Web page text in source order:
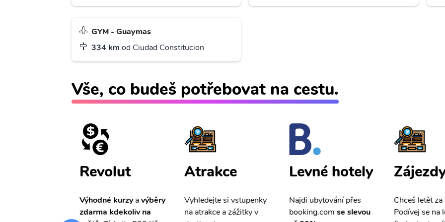
GYM - Guaymas
334 km od Ciudad Constitucion
Vše, co budeš potřebovat na cestu.
Revolut
Výhodné kurzyavýběry
zdarma kdekoliv na
Atrakce
Vyhledejte si vstupenky
na atrakce a zážitky v
Levné hotely
Najdi ubytování přes
booking.comse slevou
Chceš letět za
Podívej se na